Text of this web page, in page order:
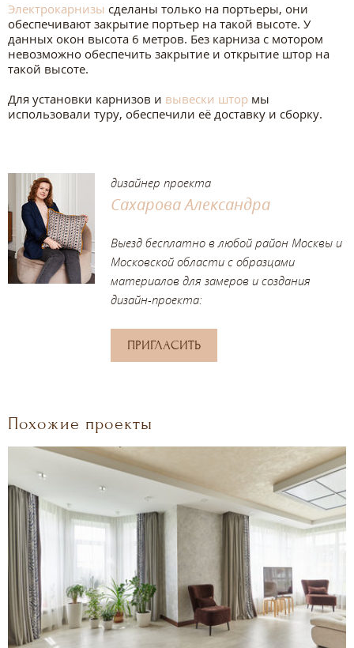
Электрокарнизы сделаны только на портьеры, они
обеспечивают закрытие портьер на такой высоте. У
данных окон высота 6 метров. Без карниза с мотором
невозможно обеспечить закрытие и открытие штор на
такой высоте.
Для установки карнизов и вывески штор мы
использовали туру, обеспечили её доставку и сборку.
дизайнер проекта
Сахарова Александра
Выезд бесплатно в любой район Москвы и
Московской области с образцами
материалов для замеров и создания
дизайн-проекта:
ПРИГЛАСИТЬ
Похожие проекты